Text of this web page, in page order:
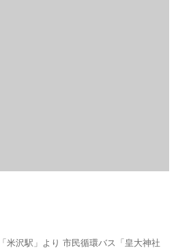
米沢駅」より 市民循環バス「皇大神社